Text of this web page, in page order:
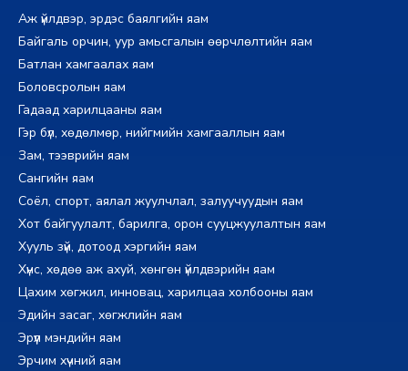
Аж үйлдвэр, эрдэс баялгийн яам
Байгаль орчин, уур амьсгалын өөрчлөлтийн яам
Батлан хамгаалах яам
Боловсролын яам
Гадаад харилцааны яам
Гэр бүл, хөдөлмөр, нийгмийн хамгааллын яам
Зам, тээврийн яам
Сангийн яам
Соёл, спорт, аялал жуулчлал, залуучуудын яам
Хот байгуулалт, барилга, орон сууцжуулалтын яам
Хууль зүй, дотоод хэргийн яам
Хүнс, хөдөө аж ахуй, хөнгөн үйлдвэрийн яам
Цахим хөгжил, инновац, харилцаа холбооны яам
Эдийн засаг, хөгжлийн яам
Эрүүл мэндийн яам
Эрчим хүчний яам